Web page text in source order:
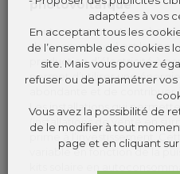
photovoltaïque
L’autoconsommation
debeemenergy) est la
production d’électricité à
permet d’utiliser une
abondante et de contribuer
Les installations qui
(installations de vente en
prime à l’investissement.
variable en fonction de la
adaptées à vos
En acceptant tous les
de l’ensemble des cookies
site. Mais vous pouvez
refuser ou de paramétrer
Vous avez la possibilité de
de le modifier à tout
page et en cliquant